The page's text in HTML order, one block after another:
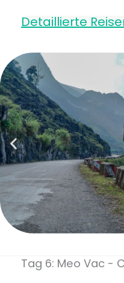
Detaillierte
Tag 6: Meo Vac -